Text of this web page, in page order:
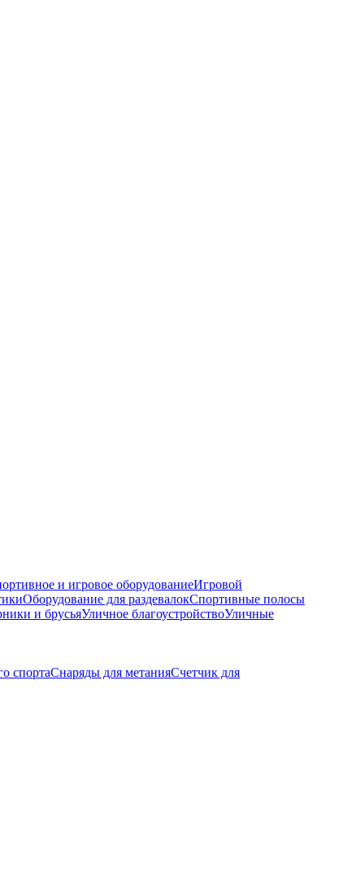
и игровое оборудованиеИгровой
Оборудование для раздевалокСпортивные полосы
и брусьяУличное благоустройствоУличные
спортаСнаряды для метанияСчетчик для